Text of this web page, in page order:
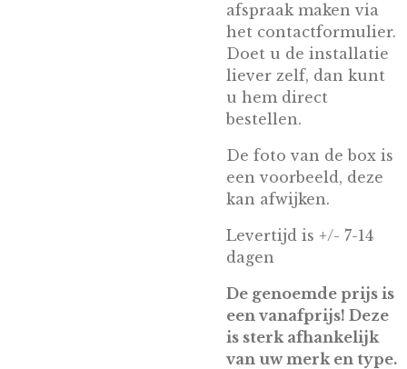
afspraak maken via
het contactformulier.
Doet u de installatie
liever zelf, dan kunt
u hem direct
bestellen.
De foto van de box is
een voorbeeld, deze
kan afwijken.
Levertijd is +/- 7-14
dagen
De genoemde prijs is
een vanafprijs! Deze
is sterk afhankelijk
van uw merk en type.